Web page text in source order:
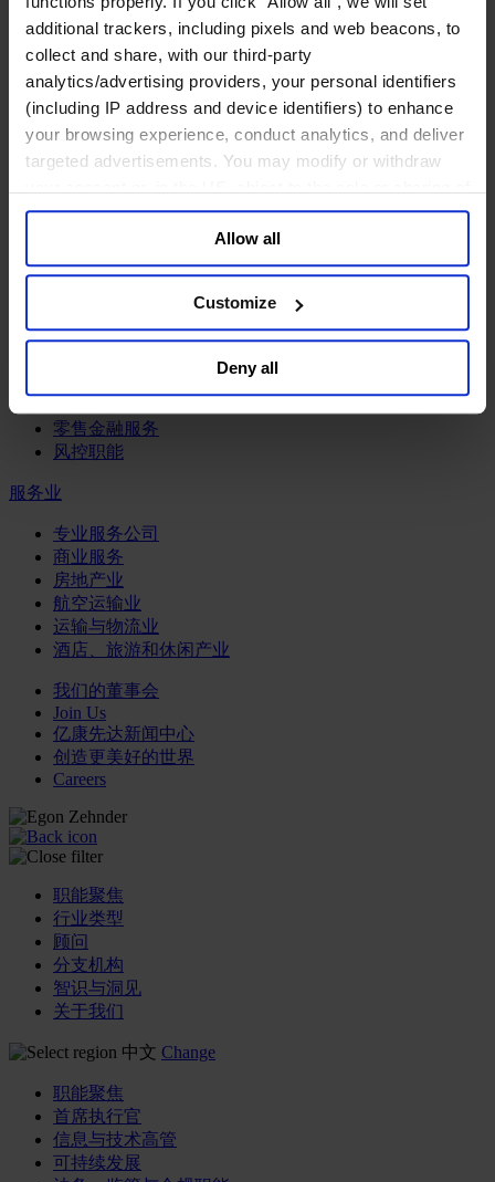
additional trackers, including pixels and web beacons, to
collect and share, with our third-party
analytics/advertising providers, your personal identifiers
(including IP address and device identifiers) to enhance
your browsing experience, conduct analytics, and deliver
targeted advertisements. You may modify or withdraw
your data for targeted advertising, by clicking “Do Not
Sell or Share My Personal Information” in the footer of
the website. You must opt-out of each device and each
browser. For additional information and retention terms
general collection and use of personal information see
Allow all
Customize
Deny all
工业
化工与过程工业咨询团队
机械与工业技术
汽车与交通设备
能源业
金属与矿业
主权财富基金
基础设施
数字化资产、加密货币与Web 3行业
私募股权投资行业
零售金融服务
风控职能
服务业
专业服务公司
商业服务
房地产业
航空运输业
运输与物流业
酒店、旅游和休闲产业
我们的董事会
Join Us
亿康先达新闻中心
创造更美好的世界
Careers
职能聚焦
行业类型
顾问
分支机构
智识与洞见
关于我们
中文 Change
职能聚焦
首席执行官
信息与技术高管
可持续发展